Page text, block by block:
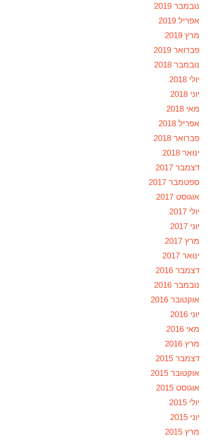
נובמבר 2019
אפריל 2019
מרץ 2019
פברואר 2019
נובמבר 2018
יולי 2018
יוני 2018
מאי 2018
אפריל 2018
פברואר 2018
ינואר 2018
דצמבר 2017
ספטמבר 2017
אוגוסט 2017
יולי 2017
יוני 2017
מרץ 2017
ינואר 2017
דצמבר 2016
נובמבר 2016
אוקטובר 2016
יוני 2016
מאי 2016
מרץ 2016
דצמבר 2015
אוקטובר 2015
אוגוסט 2015
יולי 2015
יוני 2015
מרץ 2015